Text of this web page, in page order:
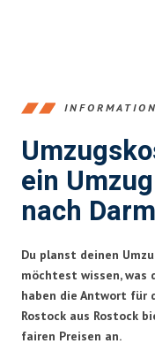
ein
nach
Du planst deinen
möchtest wissen, was
haben die Antwort für
Rostock aus Rostock
fairen Preisen an.